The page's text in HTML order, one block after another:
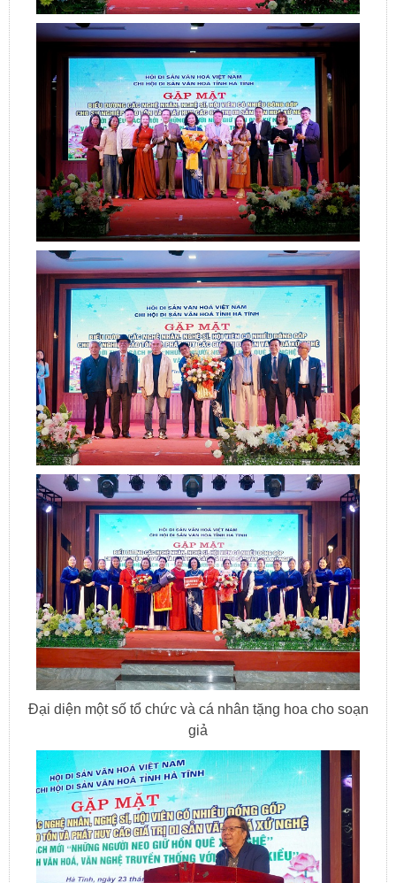
Đại diện một số tổ chức và cá nhân tặng hoa cho soạn
giả